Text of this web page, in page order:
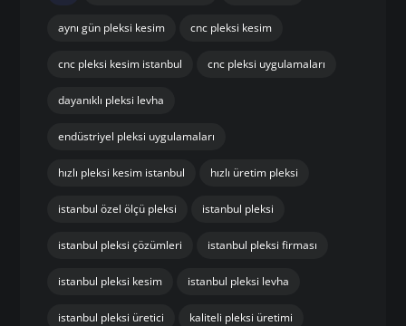
aynı gün pleksi kesim cnc pleksi kesim
cnc pleksi kesim istanbul cnc pleksi uygulamaları
dayanıklı pleksi levha
endüstriyel pleksi uygulamaları
hızlı pleksi kesim istanbul hızlı üretim pleksi
istanbul özel ölçü pleksi istanbul pleksi
istanbul pleksi çözümleri istanbul pleksi firması
istanbul pleksi kesim istanbul pleksi levha
istanbul pleksi üretici kaliteli pleksi üretimi